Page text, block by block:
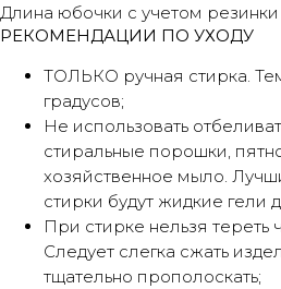
Длина юбочки с учетом резинки
РЕКОМЕНДАЦИИ ПО УХОДУ
ТОЛЬКО ручная стирка.
градусов;
Не использовать
стиральные порошки,
хозяйственное мыло.
стирки будут жидкие гели
При стирке нельзя тереть
Следует слегка сжать
тщательно прополоскать;
Оплата